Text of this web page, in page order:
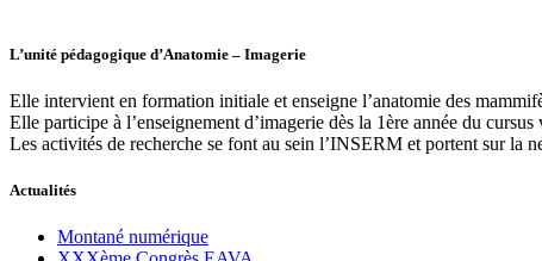
L’unité pédagogique d’Anatomie – Imagerie
Elle intervient en formation initiale et enseigne l’anatomie des
Elle participe à l’enseignement d’imagerie dès la 1ère année du cursus
Les activités de recherche se font au sein l’INSERM et portent sur la
Actualités
Montané numérique